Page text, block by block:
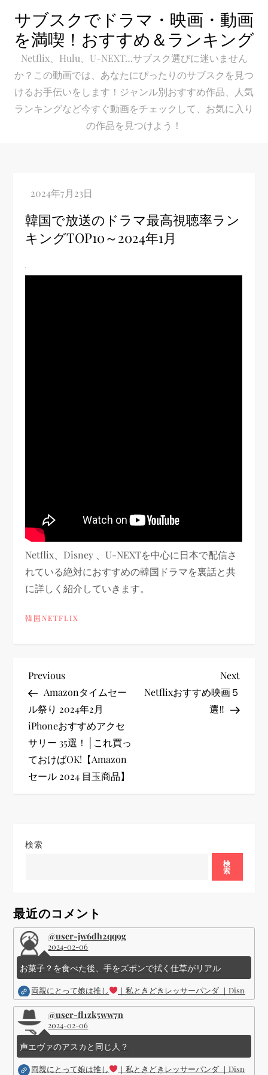
content
サブスクでドラマ・映画・動画
を満喫！おすすめ＆ランキング
Netflix、Hulu、U-NEXT…サブスク選びに迷いません
か？この動画では、あなたにぴったりのサブスクを見つ
けるお手伝いをします！ジャンル別おすすめ作品、人気
ランキングなど今すぐ動画をチェックして、お気に入り
の作品を見つけよう！
韓国で放送のドラマ最高視聴率ラン
キングTOP10～2024年1月
Netflix、Disney 、U-NEXTを中心に日本で配信さ
れている絶対におすすめの韓国ドラマを裏話と共
に詳しく紹介していきます。
韓国NETFLIX
投
稿
ナ
ビ
シ
ン
Previous
Post
Previous
Amazonタイムセー
ル祭り 2024年2月
iPhoneおすすめアクセ
サリー 35選！│これ買っ
ておけばOK!【Amazon
セール 2024 目玉商品】
Next
Next
Netflixおすすめ映画５
選‼︎
検索
検
索
最近のコメント
@user-jw6dh2qq9g
2024-02-06
お菓子？を食べた後、手をズボンで拭く仕草がリアル
両親にとって娘は推し ｜私ときどきレッサーパンダ ｜Disney (
@user-fl1zk5ww7n
2024-02-06
声エヴァのアスカと同じ人？
両親にとって娘は推し ｜私ときどきレッサーパンダ ｜Disney (